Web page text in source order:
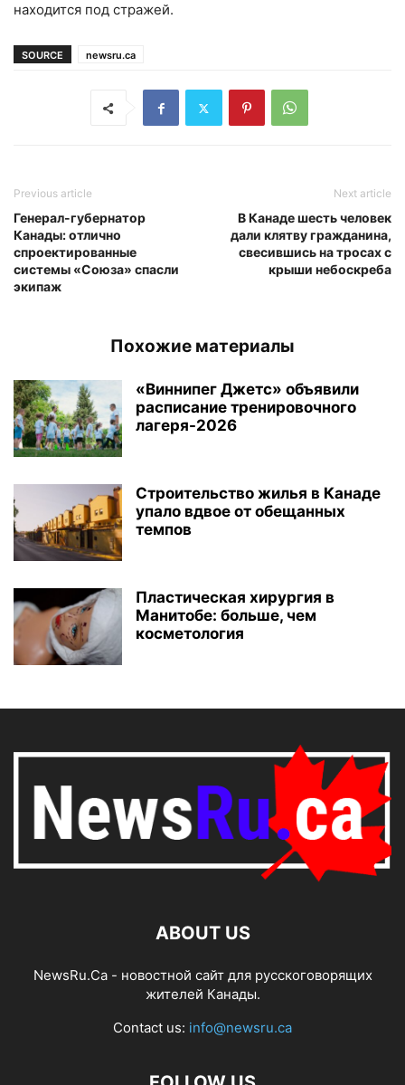
находится под стражей.
SOURCE newsru.ca
Previous article
Генерал-губернатор
Канады: отлично
спроектированные
системы «Союза» спасли
экипаж
Next article
В Канаде шесть человек
дали клятву гражданина,
свесившись на тросах с
крыши небоскреба
Похожие материалы
«Виннипег Джетс» объявили
расписание тренировочного
лагеря-2026
Строительство жилья в Канаде
упало вдвое от обещанных
темпов
Пластическая хирургия в
Манитобе: больше, чем
косметология
ABOUT US
NewsRu.Ca - новостной сайт для русскоговорящих
жителей Канады.
Contact us: info@newsru.ca